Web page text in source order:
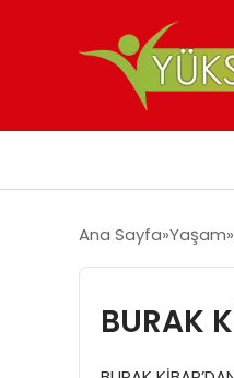
Ana Sayfa Yaşam
BURAK